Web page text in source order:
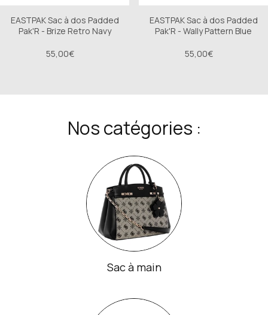
EASTPAK Sac à dos Padded
Pak'R - Brize Retro Navy
55,00€
EASTPAK Sac à dos Padded
Pak'R - Wally Pattern Blue
55,00€
Nos catégories :
Sac à main